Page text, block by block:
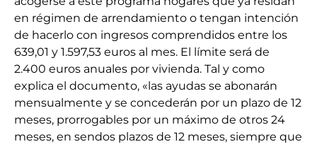
en régimen de arrendamiento o tengan intención
de hacerlo con ingresos comprendidos entre los
639,01 y 1.597,53 euros al mes. El límite será de
2.400 euros anuales por vivienda. Tal y como
explica el documento, «las ayudas se abonarán
mensualmente y se concederán por un plazo de 12
meses, prorrogables por un máximo de otros 24
meses, en sendos plazos de 12 meses, siempre que